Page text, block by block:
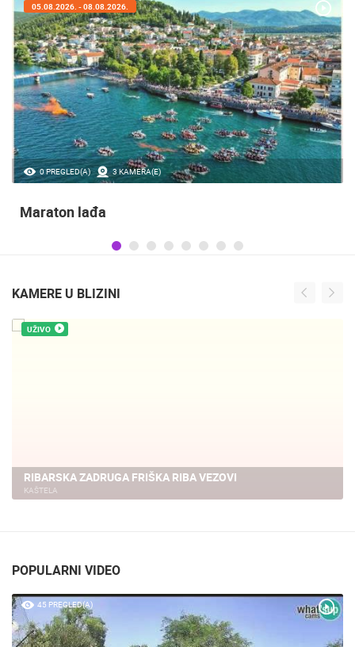
0 PREGLED(A) 3 KAMERA(E)
05.08.2026. - 08.08.2026.
Maraton lađa
KAMERE U BLIZINI
UŽIVO
RIBARSKA ZADRUGA FRIŠKA RIBA VEZOVI
KAŠTELA
POPULARNI VIDEO
45 PREGLED(A)